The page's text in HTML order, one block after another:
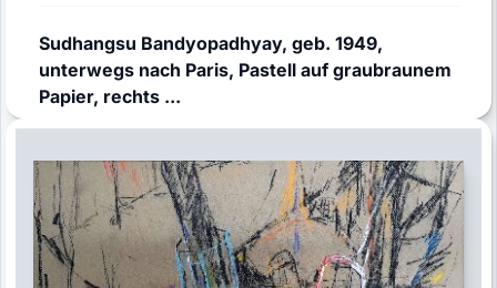
Sudhangsu Bandyopadhyay, geb. 1949,
unterwegs nach Paris, Pastell auf graubraunem
Papier, rechts ...